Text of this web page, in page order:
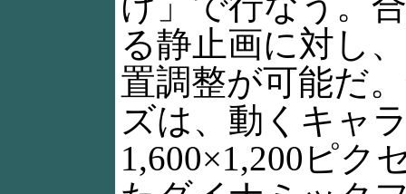
る静止画に対し
置調整が可能だ
ズは、動くキャ
1,600×1,200ピク